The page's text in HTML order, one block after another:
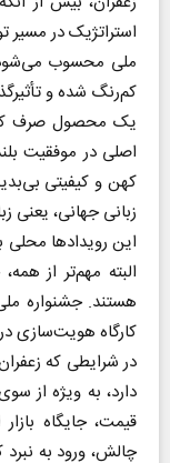
استراتژیک در
ملی محسوب می‌شود.
کم‌رنگ شده و
یک محصول صرف
اصلی در موفقیت
کهن و کیفیتی
زبانی جهانی، یعنی
این رویداد‌ها محلی
البته مهم‌تر از
هستند. جشنواره
کارگاه هویت‌سازی
در شرایطی که
دارد، به ویژه از
قیمت، جایگاه
چالش، ورود به